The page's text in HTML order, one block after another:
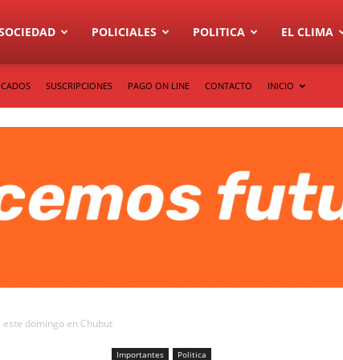
POLICIALES POLITICA EL CLIMA
SUSCRIPCIONES PAGO ON LINE CONTACTO INICIO
domingo en Chubut
Importantes Politica